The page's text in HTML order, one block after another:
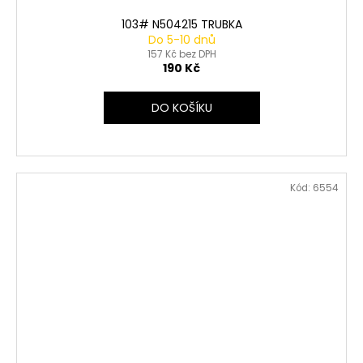
103# N504215 TRUBKA
Do 5-10 dnů
157 Kč bez DPH
190 Kč
DO KOŠÍKU
Kód: 6554